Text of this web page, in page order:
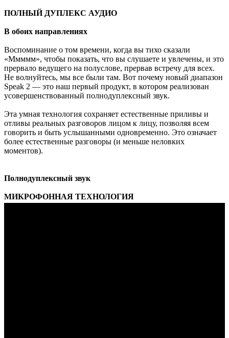
ПОЛНЫЙ ДУПЛЕКС АУДИО
В обоих направлениях
Воспоминание о том времени, когда вы тихо сказали
«Ммммм», чтобы показать, что вы слушаете и увлечены, и это
прервало ведущего на полуслове, прервав встречу для всех.
Не волнуйтесь, мы все были там. Вот почему новый диапазон
Speak 2 — это наш первый продукт, в котором реализован
усовершенствованный полнодуплексный звук.
Эта умная технология сохраняет естественные приливы и
отливы реальных разговоров лицом к лицу, позволяя всем
говорить и быть услышанными одновременно. Это означает
более естественные разговоры (и меньше неловких
моментов).
Полнодуплексный звук
МИКРОФОННАЯ ТЕХНОЛОГИЯ